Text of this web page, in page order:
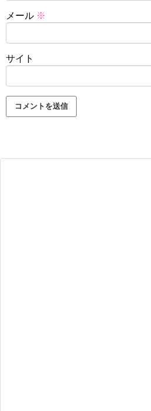
メール ※
サイト